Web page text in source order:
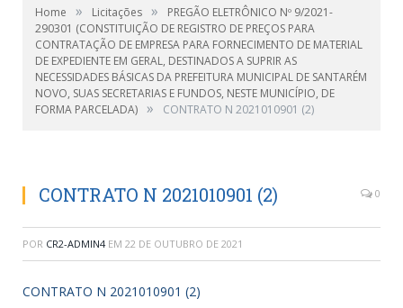
Home » Licitações »
PREGÃO ELETRÔNICO Nº 9/2021-
290301 (CONSTITUIÇÃO DE REGISTRO DE PREÇOS PARA
CONTRATAÇÃO DE EMPRESA PARA FORNECIMENTO DE MATERIAL
DE EXPEDIENTE EM GERAL, DESTINADOS A SUPRIR AS
NECESSIDADES BÁSICAS DA PREFEITURA MUNICIPAL DE SANTARÉM
NOVO, SUAS SECRETARIAS E FUNDOS, NESTE MUNICÍPIO, DE
FORMA PARCELADA) » CONTRATO N 2021010901 (2)
CONTRATO N 2021010901 (2) 0
POR CR2-ADMIN4 EM 22 DE OUTUBRO DE 2021
CONTRATO N 2021010901 (2)